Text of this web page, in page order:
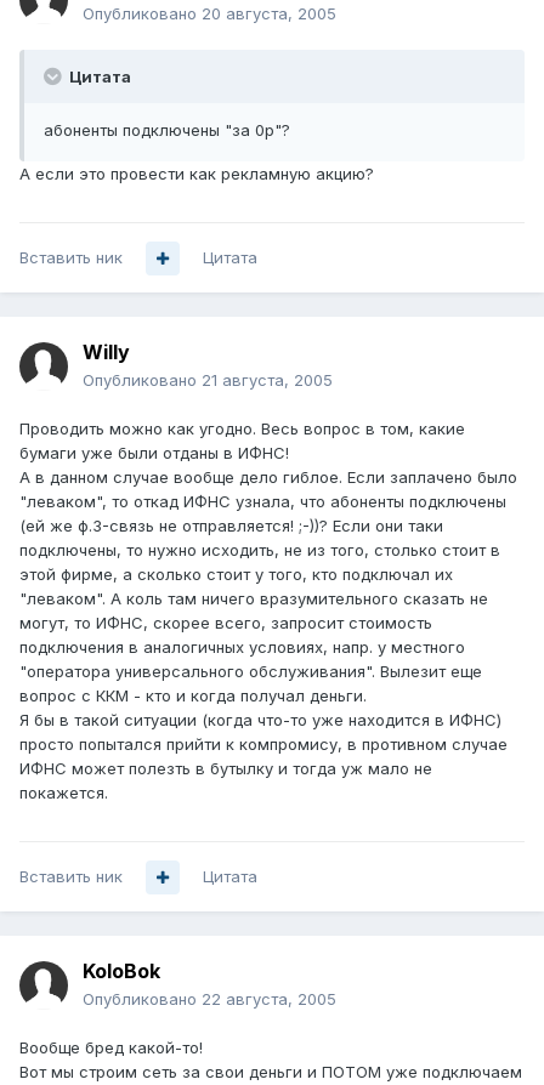
Опубликовано 20 августа, 2005
Цитата
абоненты подключены "за 0р"?
А если это провести как рекламную акцию?
Вставить ник Цитата
Willy
Опубликовано 21 августа, 2005
Проводить можно как угодно. Весь вопрос в том, какие
бумаги уже были отданы в ИФНС!
А в данном случае вообще дело гиблое. Если заплачено было
"леваком", то откад ИФНС узнала, что абоненты подключены
(ей же ф.3-связь не отправляется! ;-))? Если они таки
подключены, то нужно исходить, не из того, столько стоит в
этой фирме, а сколько стоит у того, кто подключал их
"леваком". А коль там ничего вразумительного сказать не
могут, то ИФНС, скорее всего, запросит стоимость
подключения в аналогичных условиях, напр. у местного
"оператора универсального обслуживания". Вылезит еще
вопрос с ККМ - кто и когда получал деньги.
Я бы в такой ситуации (когда что-то уже находится в ИФНС)
просто попытался прийти к компромису, в противном случае
ИФНС может полезть в бутылку и тогда уж мало не
покажется.
Вставить ник Цитата
KoloBok
Опубликовано 22 августа, 2005
Вообще бред какой-то!
Вот мы строим сеть за свои деньги и ПОТОМ уже подключаем